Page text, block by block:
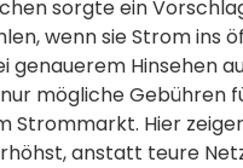
sorgte ein
wenn sie Strom ins
genauerem Hinsehen
mögliche Gebühren
Strommarkt. Hier
anstatt teure